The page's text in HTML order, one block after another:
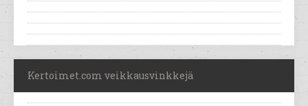
Kertoimet.com veikkausvinkkejä